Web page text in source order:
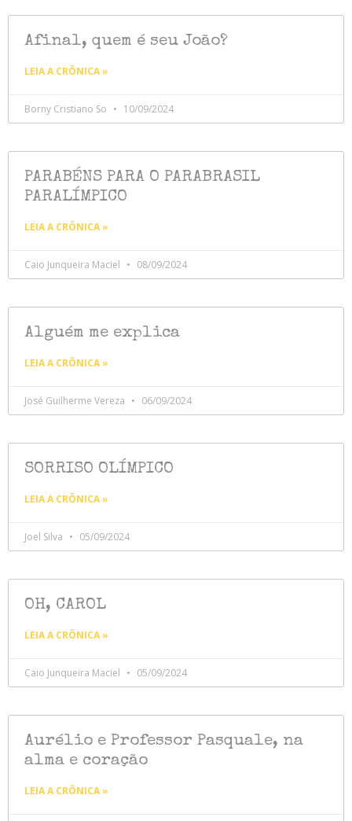
Afinal, quem é seu João?
LEIA A CRÔNICA »
Borny Cristiano So 10/09/2024
PARABÉNS PARA O PARABRASIL
PARALÍMPICO
LEIA A CRÔNICA »
Caio Junqueira Maciel 08/09/2024
Alguém me explica
LEIA A CRÔNICA »
José Guilherme Vereza 06/09/2024
SORRISO OLÍMPICO
LEIA A CRÔNICA »
Joel Silva 05/09/2024
OH, CAROL
LEIA A CRÔNICA »
Caio Junqueira Maciel 05/09/2024
Aurélio e Professor Pasquale, na
alma e coração
LEIA A CRÔNICA »